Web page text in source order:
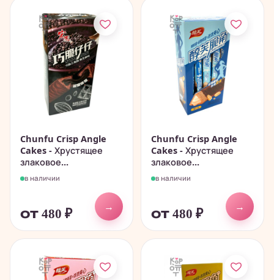
Chunfu Crisp Angle
Cakes - Хрустящее
злаковое...
в наличии
от 480 ₽
→
Chunfu Crisp Angle
Cakes - Хрустящее
злаковое...
в наличии
от 480 ₽
→